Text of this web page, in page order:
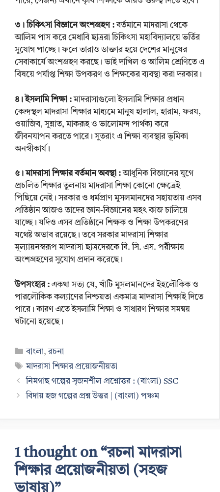
৩। চিকিৎসা বিজ্ঞানে অংশগ্রহণ :বর্তমানে মাদরাসা থেকে
আলিম পাস করে মেধাবি ছাত্ররা চিকিৎসা মহাবিদ্যালয়ে ভর্তির
সুযোগ পাচ্ছে। ফলে তারাও ডাক্তার হয়ে দেশের মানুষের
সেবাকার্যে অংশগ্রহণ করছে। ভাই দাখিল ও আলিম শ্রেণিতে এ
বিষয়ে পর্যাপ্ত শিক্ষা উপকরণ ও শিক্ষকের ব্যবস্থা করা দরকার।
৪। ইসলামি শিক্ষা :মাদরাসাগুলো ইসলামি শিক্ষার প্রধান
কেন্দ্রস্থল মাদরাসা শিক্ষার মাধ্যমে মানুষ হালাল, হারাম, ফরয,
ওয়াজিব, সুন্নাত, মাকরূহ ও ভালোমন্দ পার্থক্য করে
জীবনযাপন করতে পারে। সুতরাং এ শিক্ষা ব্যবস্থার ভূমিকা
অনস্বীকার্য।
৫। মাদরাসা শিক্ষার বর্তমান অবস্থা :আধুনিক বিজ্ঞানের যুগে
প্রচলিত শিক্ষার তুলনায় মাদরাসা শিক্ষা কোনো ক্ষেত্রেই
পিছিয়ে নেই। সরকার ও ধর্মপ্রাণ মুসলমানদের সহায়তায় এসব
প্রতিষ্ঠান আজও তাদের জ্ঞান-বিজ্ঞানের মহৎ কাজ চালিয়ে
যাচ্ছে। যদিও এসব প্রতিষ্ঠানে শিক্ষক ও শিক্ষা উপকরণের
যথেষ্ট অভাব রয়েছে। তবে সরকার মাদরাসা শিক্ষার
মূল্যায়নস্বরূপ মাদরাসা ছাত্রদেরকে বি. সি. এস. পরীক্ষায়
অংশগ্রহণের সুযোগ প্রদান করেছে।
উপসংহার : একথা সত্য যে, খাঁটি মুসলমানদের ইহলৌকিক ও
পারলৌকিক কল্যাণের নিশ্চয়তা একমাত্র মাদরাসা শিক্ষাই দিতে
পারে। কারণ এতে ইসলামি শিক্ষা ও সাধারণ শিক্ষার সমন্বয়
ঘটানো হয়েছে।
Categories
বাংলা,রচনা
Tags
মাদরাসা শিক্ষার প্রয়োজনীয়তা
নিমগাছ গল্পের সৃজনশীল প্রশ্নোত্তর : (বাংলা) SSC
বিদায় হজ গল্পের প্রশ্ন উত্তর | (বাংলা) পঞ্চম
1 thought on “রচনা মাদরাসা
শিক্ষার প্রয়োজনীয়তা (সহজ
ভাষায়)”